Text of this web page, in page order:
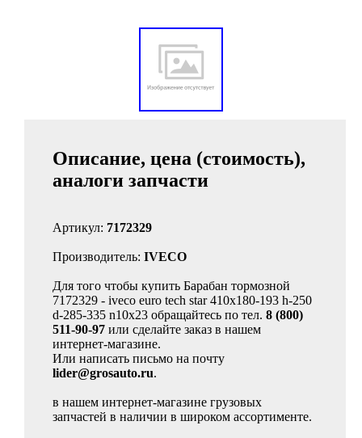
Описание, цена (стоимость),
аналоги запчасти
Артикул: 7172329
Производитель: IVECO
Для того чтобы купить Барабан тормозной
7172329 - iveco euro tech star 410x180-193 h-250
d-285-335 n10x23 обращайтесь по тел. 8 (800)
511-90-97 или сделайте заказ в нашем
интернет-магазине.
Или написать письмо на почту
lider@grosauto.ru.
в нашем интернет-магазине грузовых
запчастей в наличии в широком ассортименте.